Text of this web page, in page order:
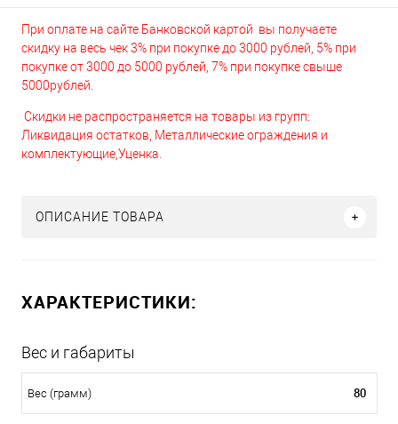
При оплате на сайте Банковской картой вы получаете
скидку на весь чек 3% при покупке до 3000 рублей, 5% при
покупке от 3000 до 5000 рублей, 7% при покупке свыше
5000рублей.
Скидки не распространяется на товары из групп:
Ликвидация остатков, Металлические ограждения и
комплектующие,Уценка.
ОПИСАНИЕ ТОВАРА
ХАРАКТЕРИСТИКИ:
Вес и габариты
Вес (грамм) 80